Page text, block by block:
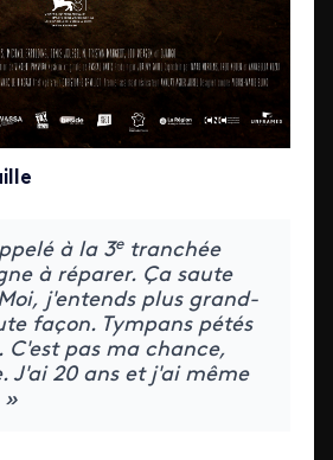
à la 3etranchée
à réparer. Ça saute
j'entends plus grand-
façon. Tympans pétés
C'est pas ma chance,
J'ai 20 ans et j'ai même
»